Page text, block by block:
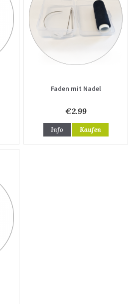
Faden mit Nadel
€2.99
Info Kaufen